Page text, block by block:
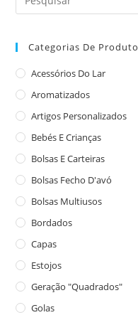
Categorias De Produto
Acessórios Do Lar
Aromatizados
Artigos Personalizados
Bebés E Crianças
Bolsas E Carteiras
Bolsas Fecho D'avó
Bolsas Multiusos
Bordados
Capas
Estojos
Geração "Quadrados"
Golas